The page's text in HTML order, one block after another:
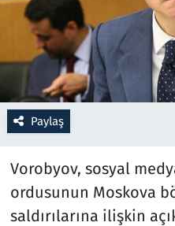
Paylaş
Vorobyov, sosyal
ordusunun Moskova
saldırılarına ilişkin
Rüya Tabirleri
Sağlık
Savunma Sanayi
Seçim 2023
Spor
Teknoloji ve Bilim